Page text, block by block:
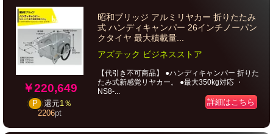
￥220,649
P 還元1％
2206pt
昭和ブリッジ アルミリヤカー 折りたたみ
式 ハンディキャンパー 26インチノーパン
クタイヤ 最大積載量...
アズテック ビジネスストア
【代引き不可商品】 ●ハンディキャンパー 折りた
たみ式新感覚リヤカー。 ●最大350kg対応 ・
NS8-...
詳細はこちら